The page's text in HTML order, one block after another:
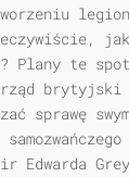
Plany te
rząd
sprawę
Edwarda